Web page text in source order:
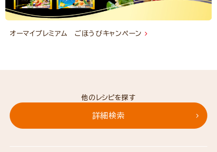
オーマイプレミアム ごほうびキャンペーン
他のレシピを探す
詳細検索